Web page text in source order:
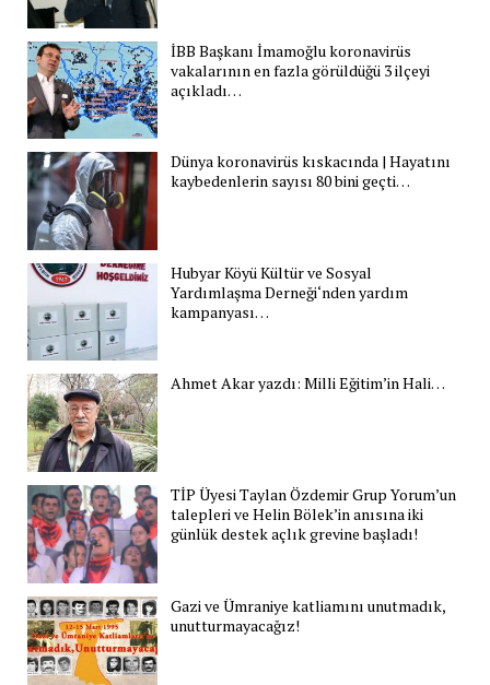
İBB Başkanı İmamoğlu koronavirüs
vakalarının en fazla görüldüğü 3 ilçeyi
açıkladı…
Dünya koronavirüs kıskacında | Hayatını
kaybedenlerin sayısı 80 bini geçti…
Hubyar Köyü Kültür ve Sosyal
Yardımlaşma Derneği‘nden yardım
kampanyası…
Ahmet Akar yazdı: Milli Eğitim’in Hali…
TİP Üyesi Taylan Özdemir Grup Yorum’un
talepleri ve Helin Bölek’in anısına iki
günlük destek açlık grevine başladı!
Gazi ve Ümraniye katliamını unutmadık,
unutturmayacağız!